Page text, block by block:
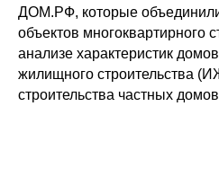
ДОМ.РФ, которые
объектов многоквартирного
анализе характеристик
жилищного строительства
строительства частных домов